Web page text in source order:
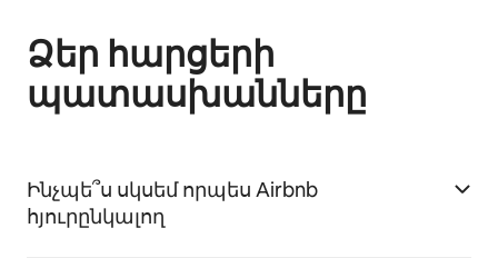
Ձեր հարցերի
պատասխանները
Ինչպե՞ս սկսեմ որպես Airbnb
հյուրընկալող